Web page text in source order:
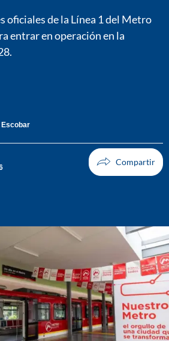
oficiales de la Línea 1 del Metro
entrar en operación en la
Escobar